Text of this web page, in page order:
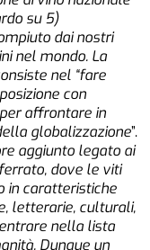
su 5)
dai nostri
nel mondo. La
nel “fare
con
affrontare in
globalizzazione”.
aggiunto legato ai
dove le viti
in caratteristiche
letterarie, culturali,
nella lista
Dunque un